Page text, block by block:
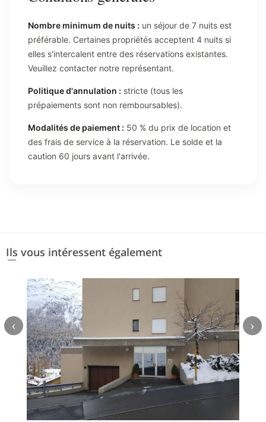
Nombre minimum de nuits : un séjour de 7 nuits est
préférable. Certaines propriétés acceptent 4 nuits si
elles s'intercalent entre des réservations existantes.
Veuillez contacter notre représentant.
Politique d'annulation : stricte (tous les
prépaiements sont non remboursables).
Modalités de paiement : 50 % du prix de location et
des frais de service à la réservation. Le solde et la
caution 60 jours avant l'arrivée.
Ils vous intéressent également
‹ ›